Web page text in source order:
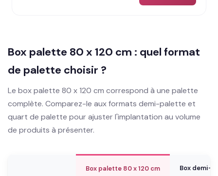
Box palette 80 x 120 cm : quel format
de palette choisir ?
Le box palette 80 x 120 cm correspond à une palette
complète. Comparez-le aux formats demi-palette et
quart de palette pour ajuster l'implantation au volume
de produits à présenter.
Box palette 80 x 120 cm Box demi-